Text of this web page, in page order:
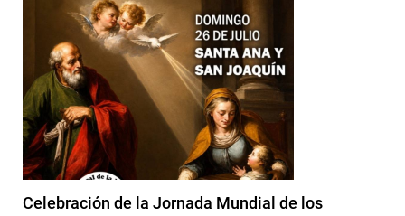
Celebración de la Jornada Mundial de los